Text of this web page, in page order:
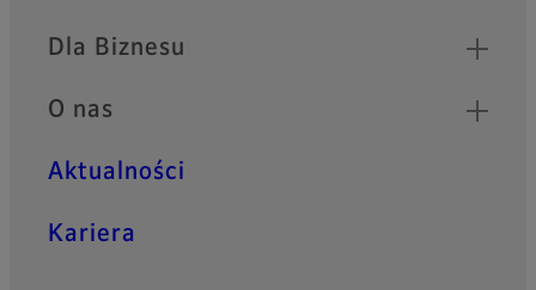
Dla Biznesu
O nas
Aktualności
Kariera